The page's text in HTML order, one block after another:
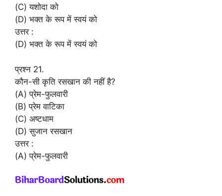
(C) यशोदा को
(D) भक्त के रूप में स्वयं को
उत्तर :
(D) भक्त के रूप में स्वयं को
प्रश्न 21.
कौन-सी कृति रसखान की नहीं है?
(A) प्रेम-फुलवारी
(B) प्रेम वाटिका
(C) अष्टधाम
(D) सुजान रसखान
उत्तर :
(A) प्रेम-फुलवारी